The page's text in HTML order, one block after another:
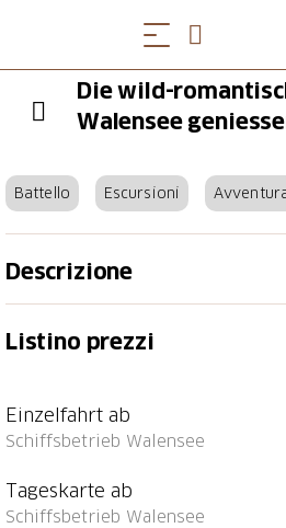
Die wild-
Walensee
Battello Escursioni
Descrizione
Aktivitäten rund um den
bringen sie schnell und
während der verschiedenen
einmaliger Kulisse viel erlebt
Listino prezzi
Einzelfahrt ab
Schiffsbetrieb Walensee
Tageskarte ab
Schiffsbetrieb Walensee